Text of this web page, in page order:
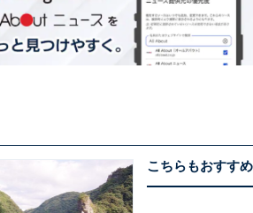
こちらもおすすめ